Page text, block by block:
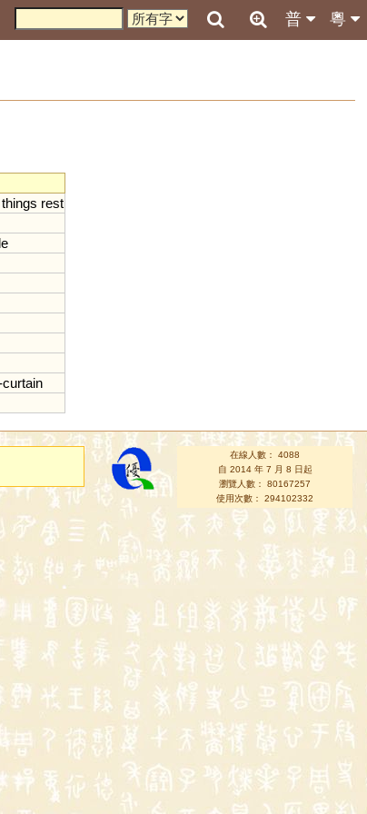
粵
普
things rest
curtain
在線人數： 4088
自 2014 年 7 月 8 日起
瀏覽人數： 80167257
使用次數： 294102332